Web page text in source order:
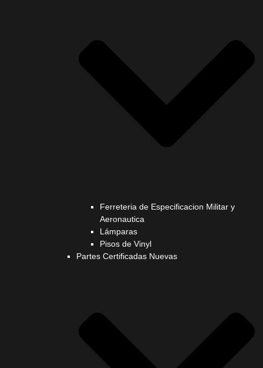
Ferreteria de Especificacion Militar y
Aeronautica
Lámparas
Pisos de Vinyl
Partes Certificadas Nuevas